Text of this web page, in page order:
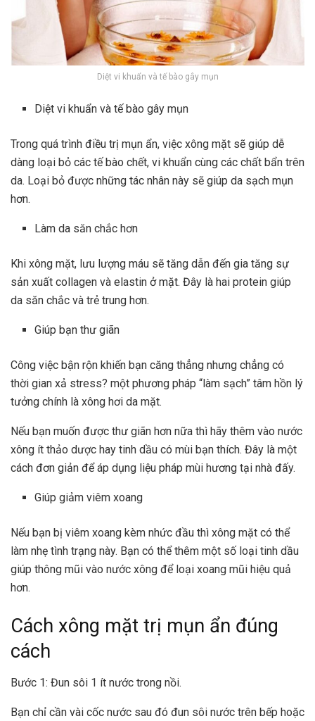
Diệt vi khuẩn và tế bào gây mụn
Diệt vi khuẩn và tế bào gây mụn
Trong quá trình điều trị mụn ẩn, việc xông mặt sẽ giúp dễ
dàng loại bỏ các tế bào chết, vi khuẩn cùng các chất bẩn trên
da. Loại bỏ được những tác nhân này sẽ giúp da sạch mụn
hơn.
Làm da săn chắc hơn
Khi xông mặt, lưu lượng máu sẽ tăng dẫn đến gia tăng sự
sản xuất collagen và elastin ở mặt. Đây là hai protein giúp
da săn chắc và trẻ trung hơn.
Giúp bạn thư giãn
Công việc bận rộn khiến bạn căng thẳng nhưng chẳng có
thời gian xả stress? một phương pháp “làm sạch” tâm hồn lý
tưởng chính là xông hơi da mặt.
Nếu bạn muốn được thư giãn hơn nữa thì hãy thêm vào nước
xông ít thảo dược hay tinh dầu có mùi bạn thích. Đây là một
cách đơn giản để áp dụng liệu pháp mùi hương tại nhà đấy.
Giúp giảm viêm xoang
Nếu bạn bị viêm xoang kèm nhức đầu thì xông mặt có thể
làm nhẹ tình trạng này. Bạn có thể thêm một số loại tinh dầu
giúp thông mũi vào nước xông để loại xoang mũi hiệu quả
hơn.
Cách xông mặt trị mụn ẩn đúng
cách
Bước 1: Đun sôi 1 ít nước trong nồi.
Bạn chỉ cần vài cốc nước sau đó đun sôi nước trên bếp hoặc